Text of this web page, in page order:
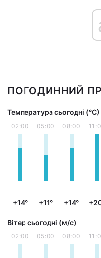
ПОГОДИННИЙ
Температура сьогодні (°С)
02:00
+14°
05:00
+11°
08:00
+14°
Вітер сьогодні (м/с)
02:00 05:00 08:00